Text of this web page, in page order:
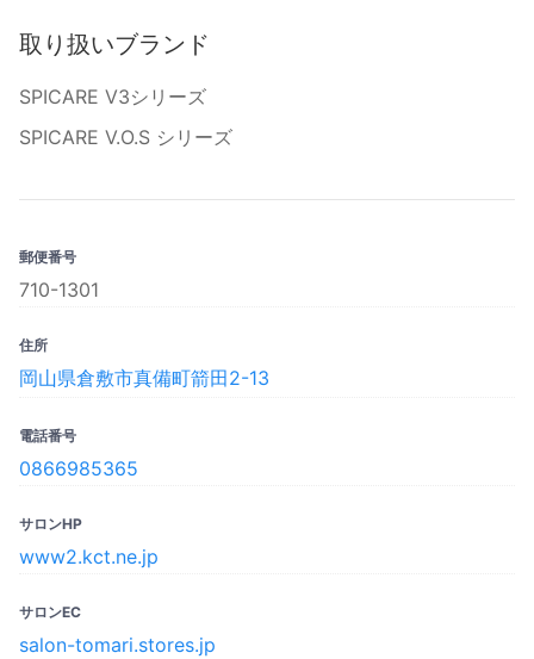
取り扱いブランド
SPICARE V3シリーズ
SPICARE V.O.S シリーズ
郵便番号
710-1301
住所
岡山県倉敷市真備町箭田2-13
電話番号
0866985365
サロンHP
www2.kct.ne.jp
サロンEC
salon-tomari.stores.jp